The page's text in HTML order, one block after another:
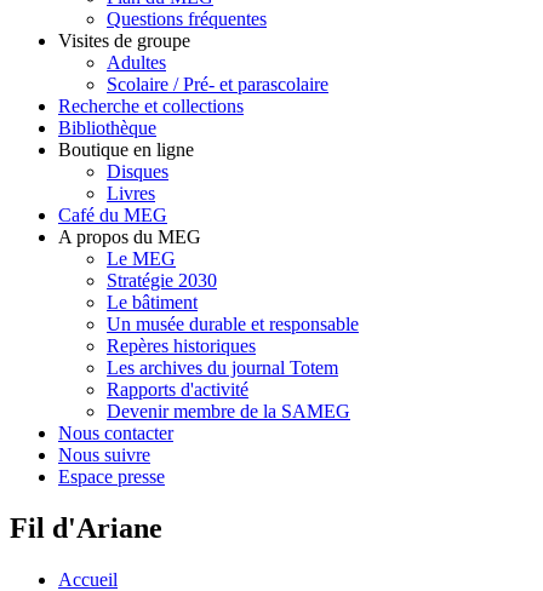
Questions fréquentes
Visites de groupe
Adultes
Scolaire / Pré- et parascolaire
Recherche et collections
Bibliothèque
Boutique en ligne
Disques
Livres
Café du MEG
A propos du MEG
Le MEG
Stratégie 2030
Le bâtiment
Un musée durable et responsable
Repères historiques
Les archives du journal Totem
Rapports d'activité
Devenir membre de la SAMEG
Nous contacter
Nous suivre
Espace presse
Fil d'Ariane
Accueil